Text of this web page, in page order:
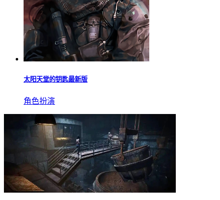
太阳天堂的钥匙最新版
角色扮演